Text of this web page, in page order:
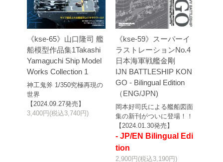
《kse-65》山口隆司 艦
船模型作品集1Takashi
Yamaguchi Ship Model
Works Collection 1
神工鬼斧 1/350究極再現の
世界
【2024.09.27発売】
3,400円(税込3,740円)
《kse-59》スーパーイ
ラストレーションNo.4
日本海軍戦艦金剛
IJN BATTLESHIP KON
GO - Bilingual Edition
（ENG/JPN)
岡本好司氏による艦船図面
集の新刊がついに登場！！
【2024.01.30発売】
- JP/EN Bilingual Edi
tion
2,900円(税込3,190円)